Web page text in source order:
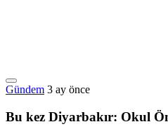
Gündem 3 ay önce
Bu kez Diyarbakır: Okul